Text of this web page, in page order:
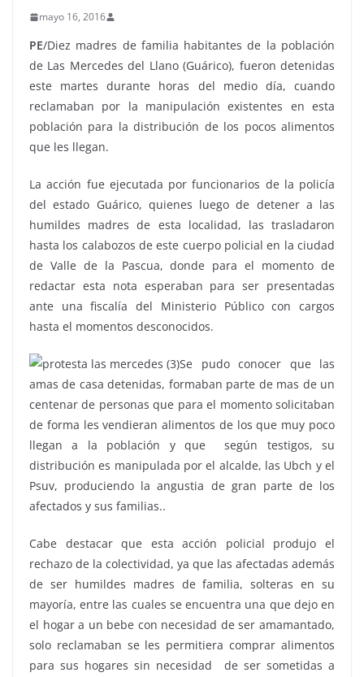
mayo 16, 2016
PE/Diez madres de familia habitantes de la población
de Las Mercedes del Llano (Guárico), fueron detenidas
este martes durante horas del medio día, cuando
reclamaban por la manipulación existentes en esta
población para la distribución de los pocos alimentos
que les llegan.
La acción fue ejecutada por funcionarios de la policía
del estado Guárico, quienes luego de detener a las
humildes madres de esta localidad, las trasladaron
hasta los calabozos de este cuerpo policial en la ciudad
de Valle de la Pascua, donde para el momento de
redactar esta nota esperaban para ser presentadas
ante una fiscalía del Ministerio Público con cargos
hasta el momentos desconocidos.
Se pudo conocer que las
amas de casa detenidas, formaban parte de mas de un
centenar de personas que para el momento solicitaban
de forma les vendieran alimentos de los que muy poco
llegan a la población y que según testigos, su
distribución es manipulada por el alcalde, las Ubch y el
Psuv, produciendo la angustia de gran parte de los
afectados y sus familias..
Cabe destacar que esta acción policial produjo el
rechazo de la colectividad, ya que las afectadas además
de ser humildes madres de familia, solteras en su
mayoría, entre las cuales se encuentra una que dejo en
el hogar a un bebe con necesidad de ser amamantado,
solo reclamaban se les permitiera comprar alimentos
para sus hogares sin necesidad de ser sometidas a